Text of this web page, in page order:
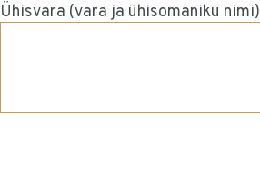
Ühisvara (vara ja ühisomaniku nimi)